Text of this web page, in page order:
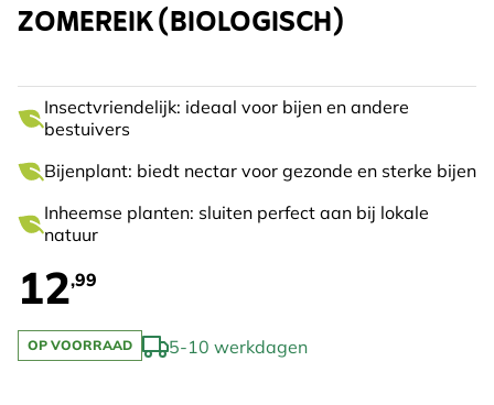
ZOMEREIK (BIOLOGISCH)
Insectvriendelijk: ideaal voor bijen en andere
bestuivers
Bijenplant: biedt nectar voor gezonde en sterke bijen
Inheemse planten: sluiten perfect aan bij lokale
natuur
12,99
OP VOORRAAD 5-10 werkdagen